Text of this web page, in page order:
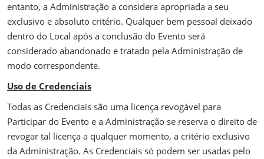
entanto, a Administração a considera apropriada a seu
exclusivo e absoluto critério. Qualquer bem pessoal deixado
dentro do Local após a conclusão do Evento será
considerado abandonado e tratado pela Administração de
modo correspondente.
Uso de Credenciais
Todas as Credenciais são uma licença revogável para
Participar do Evento e a Administração se reserva o direito de
revogar tal licença a qualquer momento, a critério exclusivo
da Administração. As Credenciais só podem ser usadas pelo